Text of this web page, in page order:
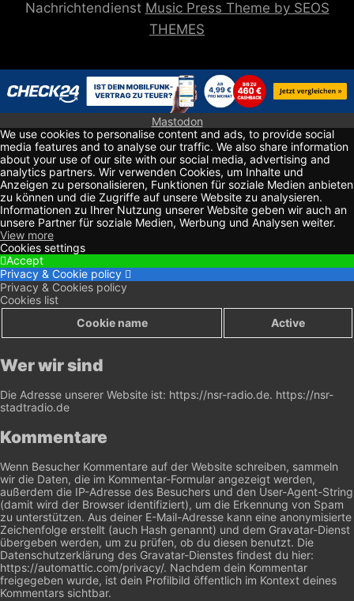
Nachrichtendienst Music Press Theme by SEOS
THEMES
Mastodon
We use cookies to personalise content and ads, to provide social
media features and to analyse our traffic. We also share information
about your use of our site with our social media, advertising and
analytics partners. Wir verwenden Cookies, um Inhalte und
Anzeigen zu personalisieren, Funktionen für soziale Medien anbieten
zu können und die Zugriffe auf unsere Website zu analysieren.
Informationen zu Ihrer Nutzung unserer Website geben wir auch an
unsere Partner für soziale Medien, Werbung und Analysen weiter.
View more
Cookies settings
Accept
Privacy & Cookie policy
Privacy & Cookies policy
Cookies list
Cookie name
Active
Wer wir sind
Die Adresse unserer Website ist: https://nsr-radio.de. https://nsr-
stadtradio.de
Kommentare
Wenn Besucher Kommentare auf der Website schreiben, sammeln
wir die Daten, die im Kommentar-Formular angezeigt werden,
außerdem die IP-Adresse des Besuchers und den User-Agent-String
(damit wird der Browser identifiziert), um die Erkennung von Spam
zu unterstützen. Aus deiner E-Mail-Adresse kann eine anonymisierte
Zeichenfolge erstellt (auch Hash genannt) und dem Gravatar-Dienst
übergeben werden, um zu prüfen, ob du diesen benutzt. Die
Datenschutzerklärung des Gravatar-Dienstes findest du hier:
https://automattic.com/privacy/. Nachdem dein Kommentar
freigegeben wurde, ist dein Profilbild öffentlich im Kontext deines
Kommentars sichtbar.